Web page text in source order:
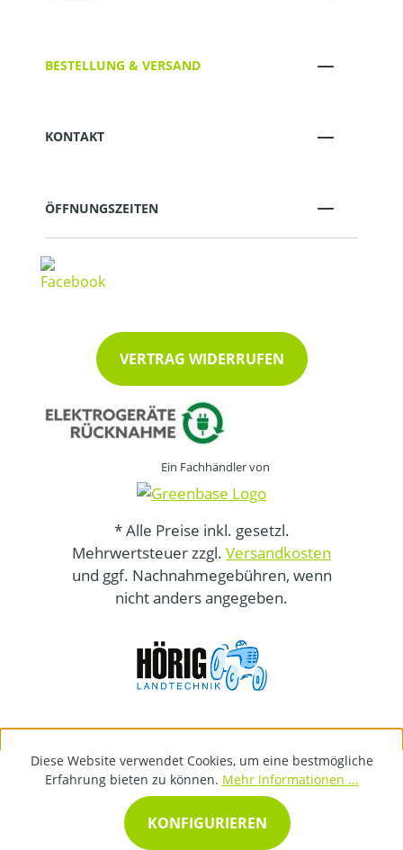
BESTELLUNG & VERSAND
KONTAKT
ÖFFNUNGSZEITEN
VERTRAG WIDERRUFEN
Ein Fachhändler von
* Alle Preise inkl. gesetzl.
Mehrwertsteuer zzgl. Versandkosten
und ggf. Nachnahmegebühren, wenn
nicht anders angegeben.
Diese Website verwendet Cookies, um eine bestmögliche
Erfahrung bieten zu können. Mehr Informationen ...
KONFIGURIEREN